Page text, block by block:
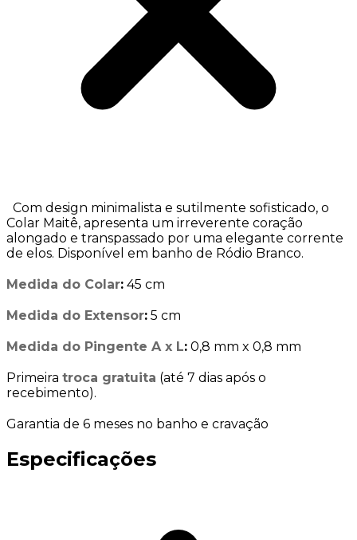
Com design minimalista e sutilmente sofisticado, o
Colar Maitê, apresenta um irreverente coração
alongado e transpassado por uma elegante corrente
de elos. Disponível em banho de Ródio Branco.
Medida do Colar: 45 cm
Medida do Extensor: 5 cm
Medida do Pingente A x L: 0,8 mm x 0,8 mm
Primeira troca gratuita (até 7 dias após o
recebimento).
Garantia de 6 meses no banho e cravação
Especificações